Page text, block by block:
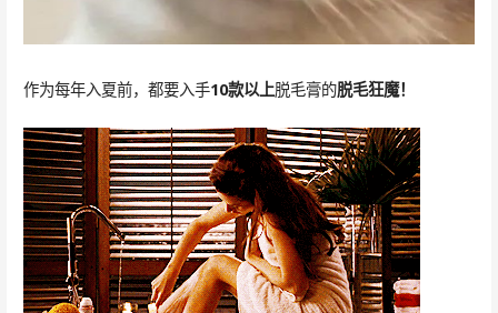
作为每年入夏前，都要入手10款以上脱毛膏的脱毛狂魔！